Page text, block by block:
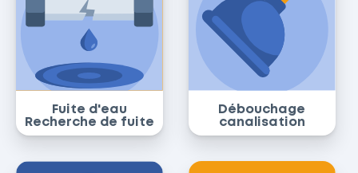
Fuite d'eau
Recherche de fuite
Débouchage
canalisation